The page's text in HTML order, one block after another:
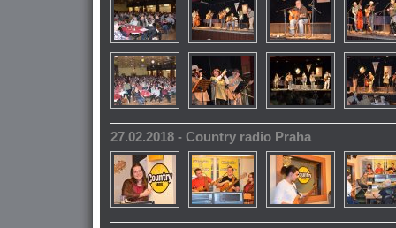
27.02.2018 - Country radio Praha